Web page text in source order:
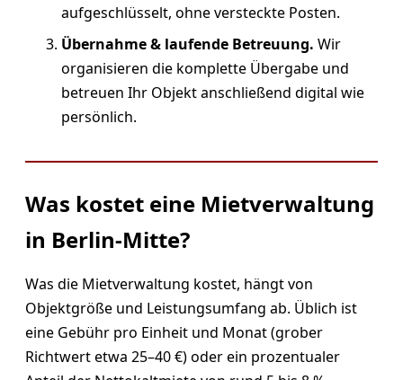
aufgeschlüsselt, ohne versteckte Posten.
Übernahme & laufende Betreuung. Wir
organisieren die komplette Übergabe und
betreuen Ihr Objekt anschließend digital wie
persönlich.
Was kostet eine Mietverwaltung
in Berlin-Mitte?
Was die Mietverwaltung kostet, hängt von
Objektgröße und Leistungsumfang ab. Üblich ist
eine Gebühr pro Einheit und Monat (grober
Richtwert etwa 25–40 €) oder ein prozentualer